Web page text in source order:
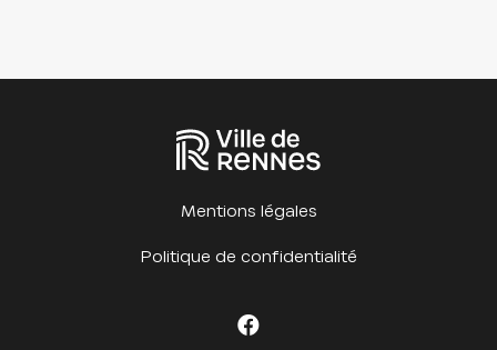
Mentions légales
Politique de confidentialité
Facebook Cet été à